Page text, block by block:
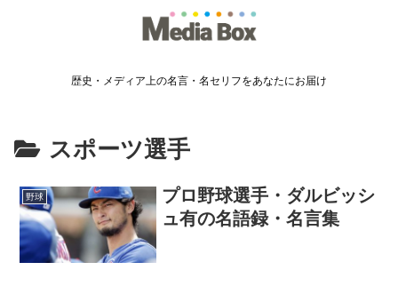
歴史・メディア上の名言・名セリフをあなたにお届け
スポーツ選手
野球
プロ野球選手・ダルビッシ
ュ有の名語録・名言集